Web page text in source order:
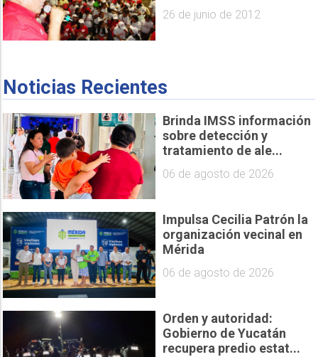
26 de junio de 2012
Noticias Recientes
Brinda IMSS información
sobre detección y
tratamiento de ale...
06 de agosto de 2026
Impulsa Cecilia Patrón la
organización vecinal en
Mérida
06 de agosto de 2026
Orden y autoridad:
Gobierno de Yucatán
recupera predio estat...